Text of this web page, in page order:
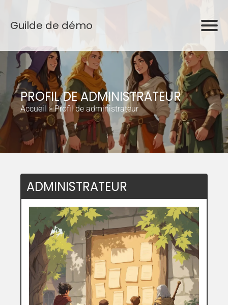
Guilde de démo
PROFIL DE ADMINISTRATEUR
Accueil > Profil de administrateur
ADMINISTRATEUR